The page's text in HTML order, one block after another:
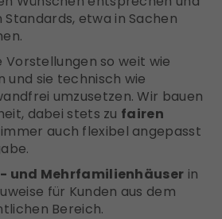
etwa in Sachen
Vorstellungen so weit wie
und sie technisch wie
umzusetzen. Wir bauen
dabei stets zu fairen
auch flexibel angepasst
und Mehrfamilienhäuser in
für Kunden aus dem
Bereich.